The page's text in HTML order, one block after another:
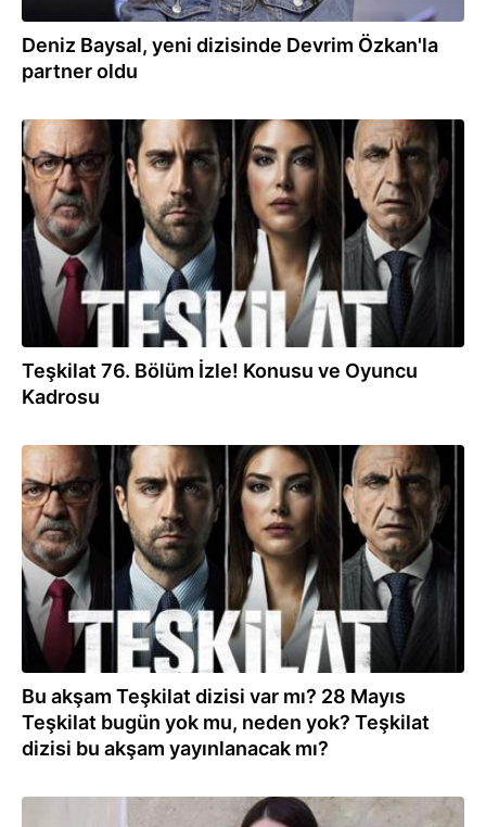
Deniz Baysal, yeni dizisinde Devrim Özkan'la
partner oldu
04.06.2023
Teşkilat 76. Bölüm İzle! Konusu ve Oyuncu
Kadrosu
28.05.2023
Bu akşam Teşkilat dizisi var mı? 28 Mayıs
Teşkilat bugün yok mu, neden yok? Teşkilat
dizisi bu akşam yayınlanacak mı?